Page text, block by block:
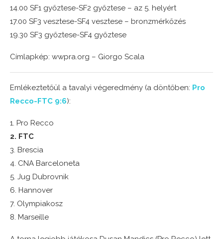
14.00 SF1 győztese-SF2 győztese – az 5. helyért
17.00 SF3 vesztese-SF4 vesztese – bronzmérkőzés
19.30 SF3 győztese-SF4 győztese
Címlapkép: wwpra.org – Giorgo Scala
Emlékeztetőül a tavalyi végeredmény (a döntőben: Pro
Recco-FTC 9:6):
1. Pro Recco
2. FTC
3. Brescia
4. CNA Barceloneta
5. Jug Dubrovnik
6. Hannover
7. Olympiakosz
8. Marseille